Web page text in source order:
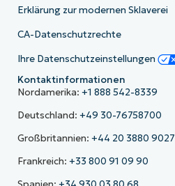
Erklärung zur modernen Sklaverei
CA-Datenschutzrechte
Ihre Datenschutzeinstellungen
Kontaktinformationen
Nordamerika: +1 888 542-8339
Deutschland: +49 30-76758700
Großbritannien: +44 20 3880 9027
Frankreich: +33 800 91 09 90